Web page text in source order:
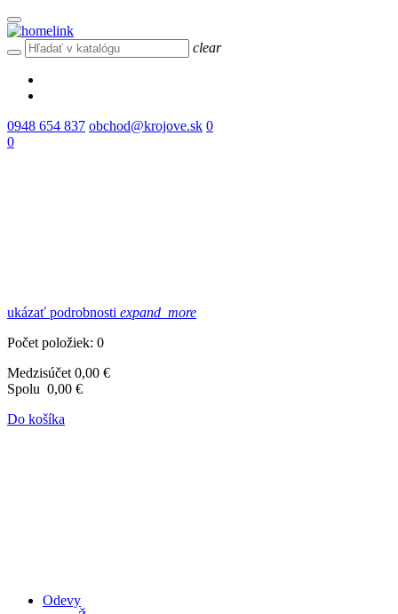
clear
0948 654 837 obchod@krojove.sk 0
0
ukázať podrobnosti expand_more
Počet položiek: 0
Medzisúčet 0,00 €
Spolu 0,00 €
Do košíka
Odevy